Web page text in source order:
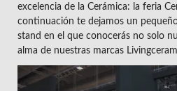
excelencia de la Cerámica: la feria
continuación te dejamos un
stand en el que conocerás no solo
alma de nuestras marcas